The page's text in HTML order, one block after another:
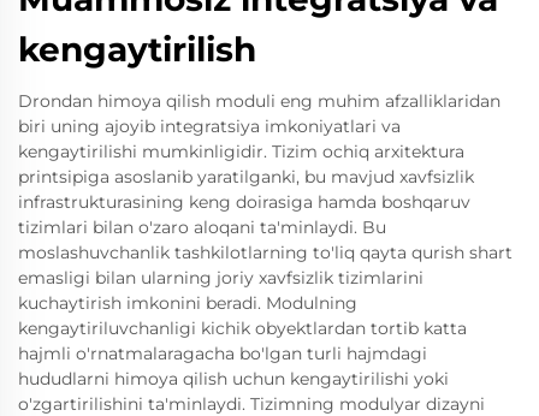
kengaytirilish
Drondan himoya qilish moduli eng muhim afzalliklaridan
biri uning ajoyib integratsiya imkoniyatlari va
kengaytirilishi mumkinligidir. Tizim ochiq arxitektura
printsipiga asoslanib yaratilganki, bu mavjud xavfsizlik
infrastrukturasining keng doirasiga hamda boshqaruv
tizimlari bilan o'zaro aloqani ta'minlaydi. Bu
moslashuvchanlik tashkilotlarning to'liq qayta qurish shart
emasligi bilan ularning joriy xavfsizlik tizimlarini
kuchaytirish imkonini beradi. Modulning
kengaytiriluvchanligi kichik obyektlardan tortib katta
hajmli o'rnatmalaragacha bo'lgan turli hajmdagi
hududlarni himoya qilish uchun kengaytirilishi yoki
o'zgartirilishini ta'minlaydi. Tizimning modulyar dizayni